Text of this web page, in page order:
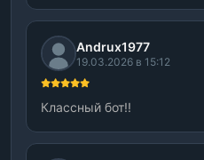
Andrux1977
19.03.2026 в 15:12
Классный бот!!